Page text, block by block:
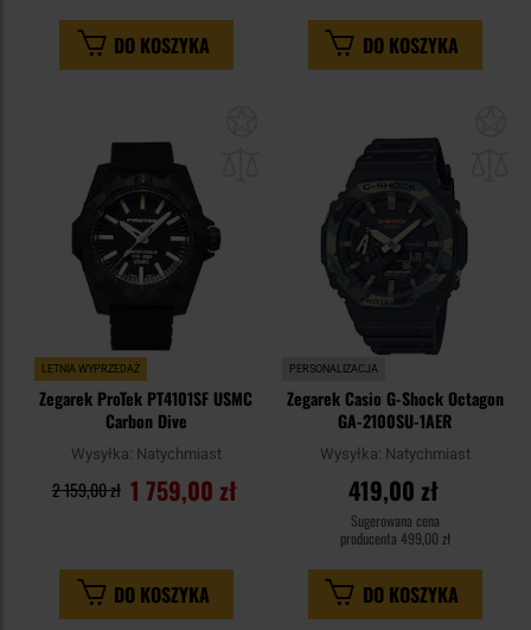
DO KOSZYKA DO KOSZYKA
LETNIA WYPRZEDAŻ
Zegarek ProTek PT4101SF USMC
Carbon Dive
Wysyłka: Natychmiast
1 759,00 zł
2 159,00 zł
DO KOSZYKA
PERSONALIZACJA
Zegarek Casio G-Shock Octagon
GA-2100SU-1AER
Wysyłka: Natychmiast
419,00 zł
Sugerowana cena
producenta 499,00 zł
DO KOSZYKA